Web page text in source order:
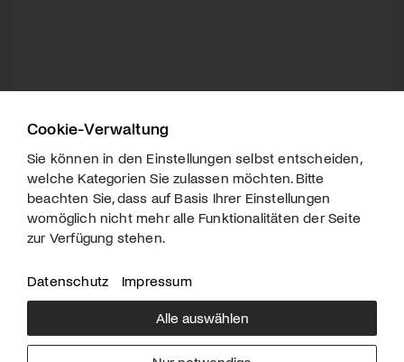
Über uns
Downloads
Impressum
Cookie-Verwaltung
Sie können in den Einstellungen selbst entscheiden,
welche Kategorien Sie zulassen möchten. Bitte
beachten Sie, dass auf Basis Ihrer Einstellungen
womöglich nicht mehr alle Funktionalitäten der Seite
zur Verfügung stehen.
Datenschutz Impressum
Alle auswählen